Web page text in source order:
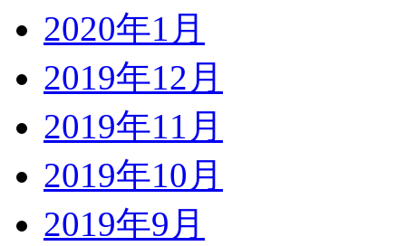
2020年1月
2019年12月
2019年11月
2019年10月
2019年9月